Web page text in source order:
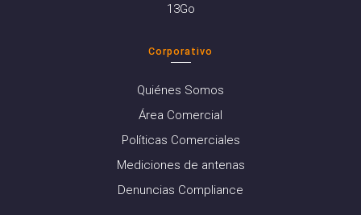
13Go
Corporativo
Quiénes Somos
Área Comercial
Políticas Comerciales
Mediciones de antenas
Denuncias Compliance